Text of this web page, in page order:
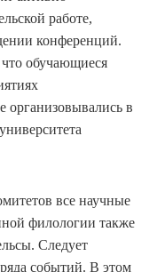
работе,
конференций.
что обучающиеся
организовывались в
все научные
филологии также
Следует
событий. В этом